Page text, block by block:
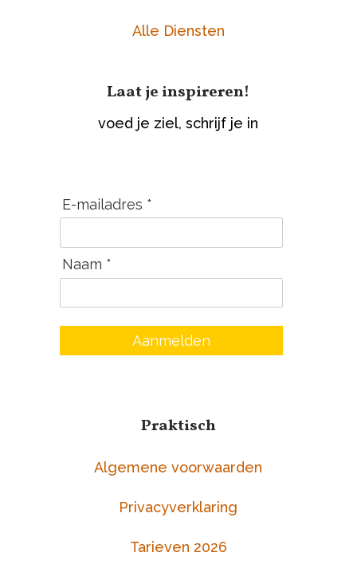
Alle Diensten
Laat je inspireren!
voed je ziel, schrijf je in
E-mailadres *
Naam *
Aanmelden
Praktisch
Algemene voorwaarden
Privacyverklaring
Tarieven 2026